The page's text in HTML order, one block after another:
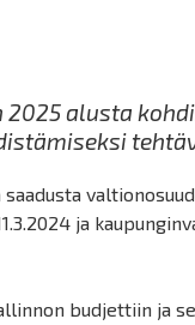
2025 alusta
ja
budjettiin ja